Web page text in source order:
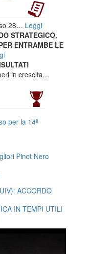
28… Leggi
STRATEGICO,
ENTRAMBE LE
in crescita…
per la 14ª
Pinot Nero
ACCORDO
IN TEMPI UTILI